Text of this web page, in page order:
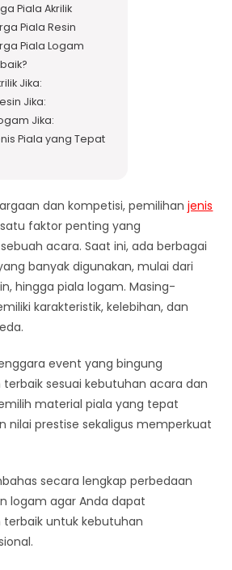
Piala Akrilik
Piala Resin
Piala Logam
Jika:
Jika:
Jika:
Piala yang Tepat
dan kompetisi, pemilihanjenis
faktor penting yang
acara. Saat ini, ada berbagai
banyak digunakan, mulai dari
hingga piala logam. Masing-
karakteristik, kelebihan, dan
event yang bingung
sesuai kebutuhan acara dan
material piala yang tepat
nilai prestise sekaligus memperkuat
secara lengkap perbedaan
logam agar Anda dapat
untuk kebutuhan